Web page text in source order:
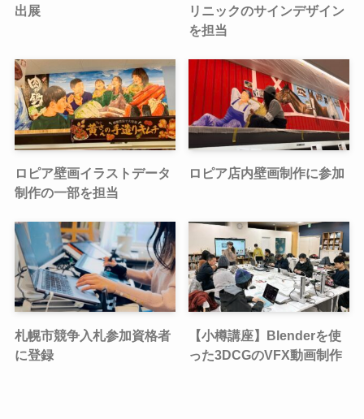
出展
リニックのサインデザイン
を担当
ロピア壁画イラストデータ
制作の一部を担当
ロピア店内壁画制作に参加
札幌市競争入札参加資格者
に登録
【小樽講座】Blenderを使
った3DCGのVFX動画制作